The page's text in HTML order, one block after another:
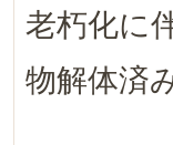
老朽化に
物解体済